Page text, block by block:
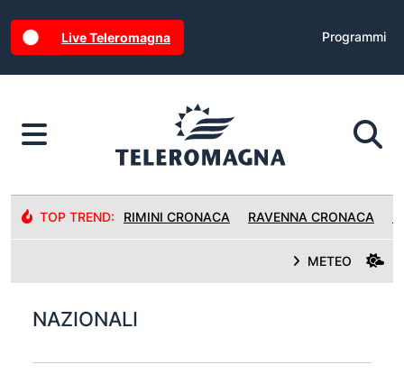
Live Teleromagna Programmi
TOP TREND: RIMINI CRONACA RAVENNA CRONACA
METEO
NAZIONALI